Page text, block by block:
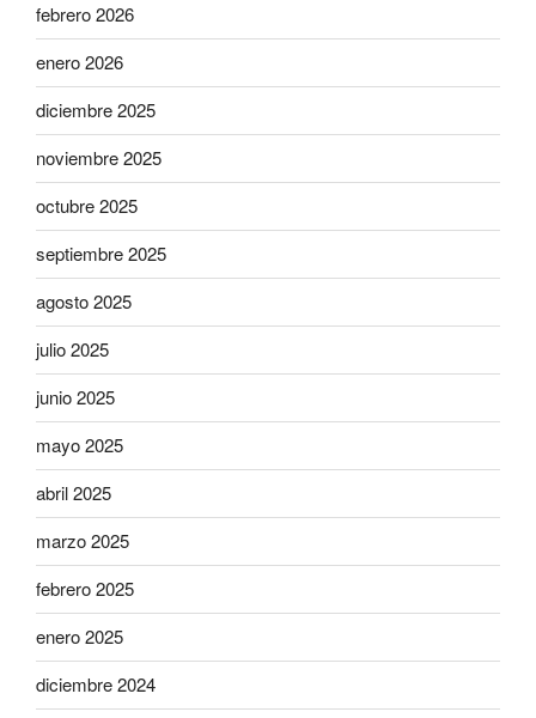
febrero 2026
enero 2026
diciembre 2025
noviembre 2025
octubre 2025
septiembre 2025
agosto 2025
julio 2025
junio 2025
mayo 2025
abril 2025
marzo 2025
febrero 2025
enero 2025
diciembre 2024